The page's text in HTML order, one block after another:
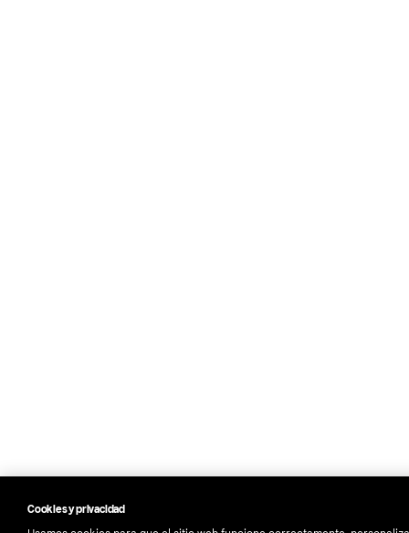
Cookies y privacidad